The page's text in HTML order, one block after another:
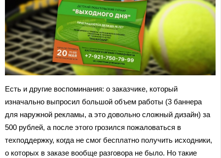
Есть и другие воспоминания: о заказчике, который
изначально выпросил большой объем работы (3 баннера
для наружной рекламы, а это довольно сложный дизайн) за
500 рублей, а после этого грозился пожаловаться в
техподдержку, когда не смог бесплатно получить исходники,
о которых в заказе вообще разговора не было. Но такие